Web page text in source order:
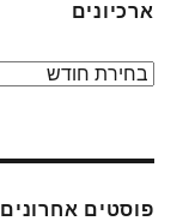
ארכיונים
ארכיונים
פוסטים אחרונים